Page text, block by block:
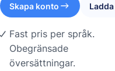
Skapa konto
Fast pris per språk.
Obegränsade
översättningar.